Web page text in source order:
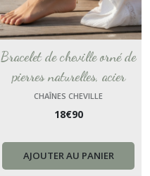
Bracelet de cheville orné de
pierres naturelles, acier
inoxydable, chaîne cheville
lapis-lazuli Bleu plage
bijou de cheville France
CHAÎNES CHEVILLE
18€90
AJOUTER AU PANIER